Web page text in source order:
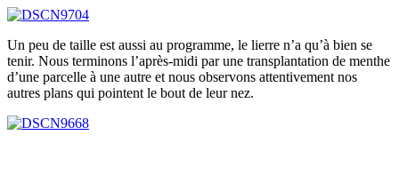
Un peu de taille est aussi au programme, le lierre n’a qu’à bien se
tenir. Nous terminons l’après-midi par une transplantation de menthe
d’une parcelle à une autre et nous observons attentivement nos
autres plans qui pointent le bout de leur nez.